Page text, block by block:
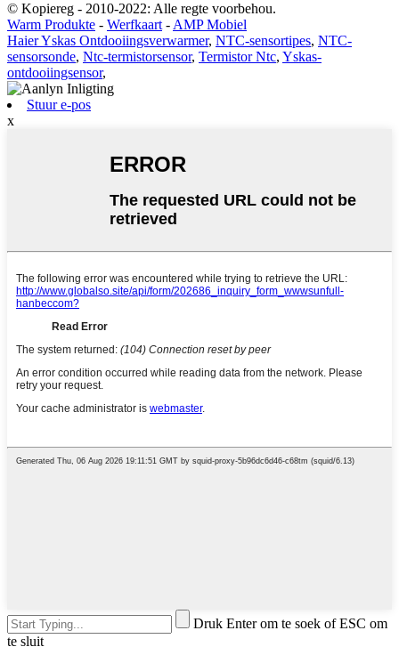
© Kopiereg - 2010-2022: Alle regte voorbehou.
Warm Produkte - Werfkaart - AMP Mobiel
Haier Yskas Ontdooiingsverwarmer, NTC-sensortipes, NTC-
sensorsonde, Ntc-termistorsensor, Termistor Ntc, Yskas-
ontdooiingsensor,
Stuur e-pos
x
Druk Enter om te soek of ESC om
te sluit